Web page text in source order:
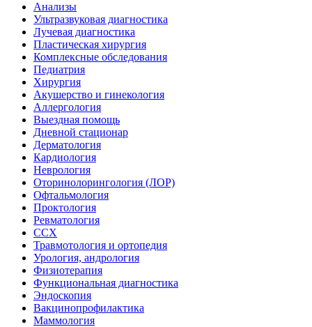
Анализы
Ультразвуковая диагностика
Лучевая диагностика
Пластическая хирургия
Комплексные обследования
Педиатрия
Хирургия
Акушерство и гинекология
Аллергология
Выездная помощь
Дневной стационар
Дерматология
Кардиология
Неврология
Оторинолорингология (ЛОР)
Офтальмология
Проктология
Ревматология
ССХ
Травмотология и ортопедия
Урология, андрология
Физиотерапия
Функциональная диагностика
Эндоскопия
Вакцинопрофилактика
Маммология